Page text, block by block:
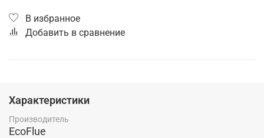
В избранное
Добавить в сравнение
Характеристики
Производитель
EcoFlue